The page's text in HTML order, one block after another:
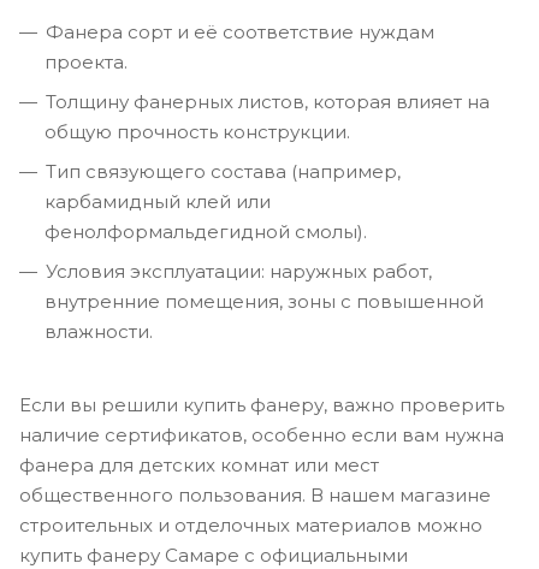
Фанера сорт и её соответствие нуждам
проекта.
Толщину фанерных листов, которая влияет на
общую прочность конструкции.
Тип связующего состава (например,
карбамидный клей или
фенолформальдегидной смолы).
Условия эксплуатации: наружных работ,
внутренние помещения, зоны с повышенной
влажности.
Если вы решили купить фанеру, важно проверить
наличие сертификатов, особенно если вам нужна
фанера для детских комнат или мест
общественного пользования. В нашем магазине
строительных и отделочных материалов можно
купить фанеру Самаре с официальными